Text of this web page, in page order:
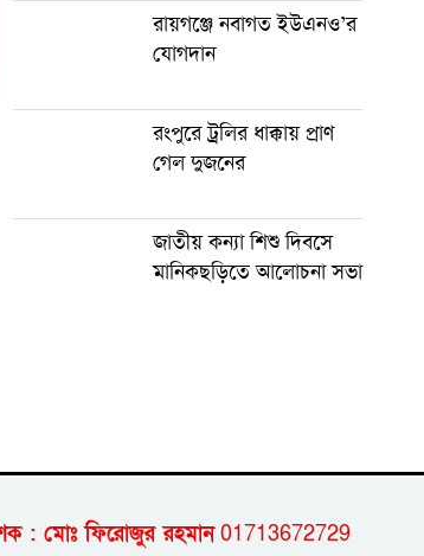
রায়গঞ্জে নবাগত ইউএনও’র
যোগদান
রংপুরে ট্রলির ধাক্কায় প্রাণ
গেল দুজনের
জাতীয় কন্যা শিশু দিবসে
মানিকছড়িতে আলোচনা সভা
: মোঃ ফিরোজুর রহমান01713672729